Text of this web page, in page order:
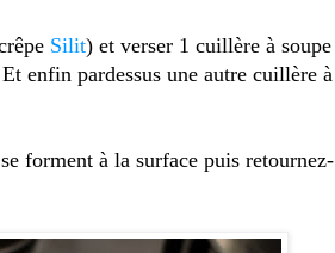
Silit) et verser 1 cuillère à soupe
enfin pardessus une autre cuillère à
forment à la surface puis retournez-